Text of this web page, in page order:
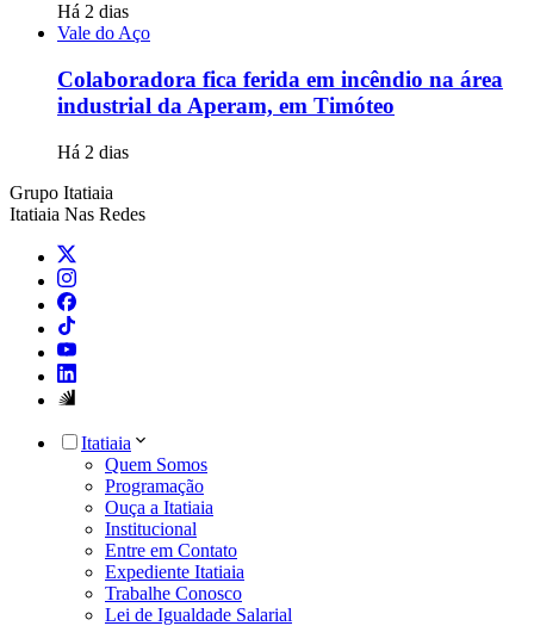
Há 2 dias
Vale do Aço
Colaboradora fica ferida em incêndio na área
industrial da Aperam, em Timóteo
Há 2 dias
Grupo Itatiaia
Itatiaia Nas Redes
Itatiaia
Quem Somos
Programação
Ouça a Itatiaia
Institucional
Entre em Contato
Expediente Itatiaia
Trabalhe Conosco
Lei de Igualdade Salarial